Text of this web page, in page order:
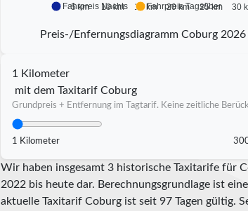
5 km 10 km 15 km 20 km 25 km 30
Fahrpreis Nachts Fahrpreis Tagsüber
Preis-/Enfernungsdiagramm Coburg 2026
1 Kilometer
mit dem Taxitarif Coburg
Grundpreis + Entfernung im Tagtarif. Keine zeitliche
1 Kilometer
Wir haben insgesamt 3 historische Taxitarife für
2022 bis heute dar. Berechnungsgrundlage ist
aktuelle Taxitarif Coburg ist seit 97Tagen gültig.